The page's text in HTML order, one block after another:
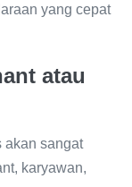
yang cepat
atau
akan sangat
karyawan,